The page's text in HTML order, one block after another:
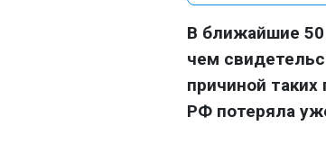
В ближайшие 50
чем
причиной таких
РФ потеряла